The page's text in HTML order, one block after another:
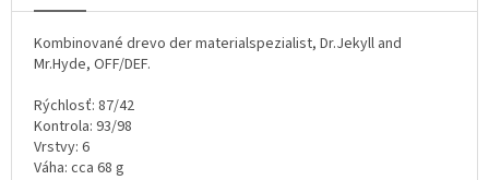
Kombinované drevo der materialspezialist, Dr.Jekyll and
Mr.Hyde, OFF/DEF.
Rýchlosť: 87/42
Kontrola: 93/98
Vrstvy: 6
Váha: cca 68 g